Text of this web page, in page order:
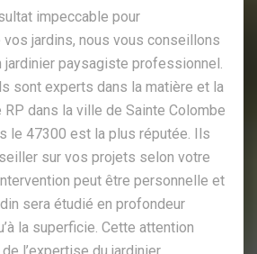
impeccable pour
vos jardins, nous vous conseillons
jardinier paysagiste professionnel.
sont experts dans la matière et la
dans la ville de Sainte Colombe
le 47300 est la plus réputée. Ils
sur vos projets selon votre
peut être personnelle et
sera étudié en profondeur
la superficie. Cette attention
l’expertise du jardinier